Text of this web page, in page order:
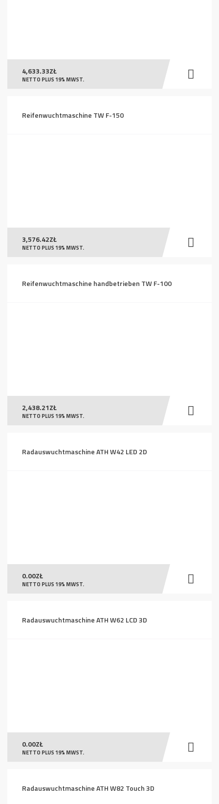
4,633.33ZŁ
NETTO PLUS 19% MWST.
Reifenwuchtmaschine TW F-150
3,576.42ZŁ
NETTO PLUS 19% MWST.
Reifenwuchtmaschine handbetrieben TW F-100
2,438.21ZŁ
NETTO PLUS 19% MWST.
Radauswuchtmaschine ATH W42 LED 2D
0.00ZŁ
NETTO PLUS 19% MWST.
Radauswuchtmaschine ATH W62 LCD 3D
0.00ZŁ
NETTO PLUS 19% MWST.
Radauswuchtmaschine ATH W82 Touch 3D